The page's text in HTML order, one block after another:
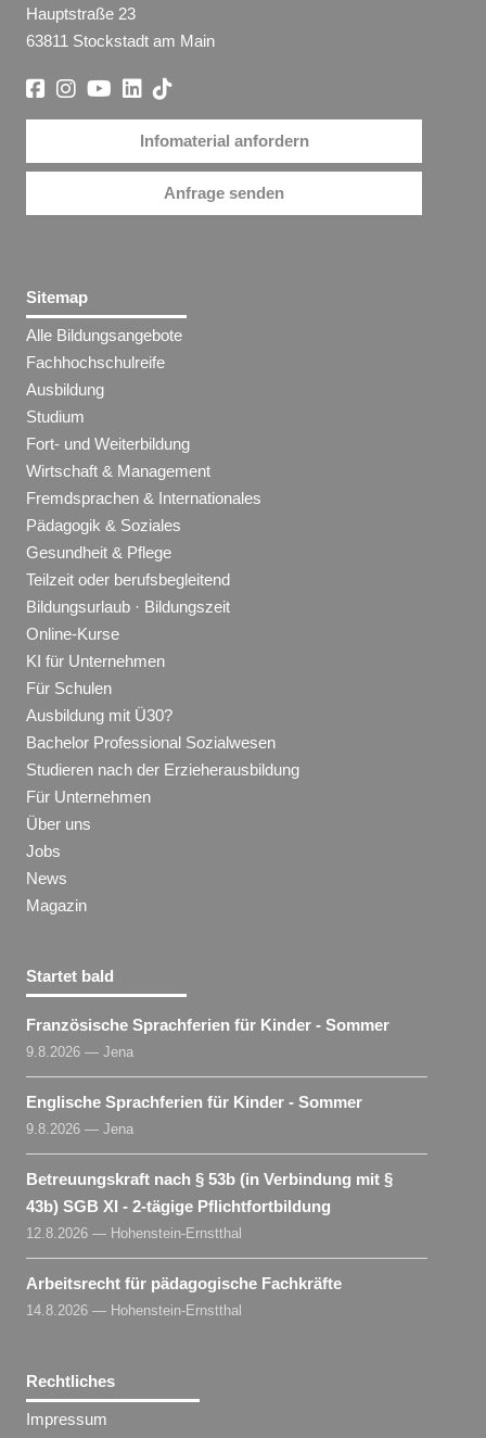
Hauptstraße 23
63811 Stockstadt am Main
Infomaterial anfordern
Anfrage senden
Sitemap
Alle Bildungsangebote
Fachhochschulreife
Ausbildung
Studium
Fort- und Weiterbildung
Wirtschaft & Management
Fremdsprachen & Internationales
Pädagogik & Soziales
Gesundheit & Pflege
Teilzeit oder berufsbegleitend
Bildungsurlaub · Bildungszeit
Online-Kurse
KI für Unternehmen
Für Schulen
Ausbildung mit Ü30?
Bachelor Professional Sozialwesen
Studieren nach der Erzieherausbildung
Für Unternehmen
Über uns
Jobs
News
Magazin
Startet bald
Französische Sprachferien für Kinder - Sommer
9.8.2026 — Jena
Englische Sprachferien für Kinder - Sommer
9.8.2026 — Jena
Betreuungskraft nach § 53b (in Verbindung mit §
43b) SGB XI - 2-tägige Pflichtfortbildung
12.8.2026 — Hohenstein-Ernstthal
Arbeitsrecht für pädagogische Fachkräfte
14.8.2026 — Hohenstein-Ernstthal
Rechtliches
Impressum